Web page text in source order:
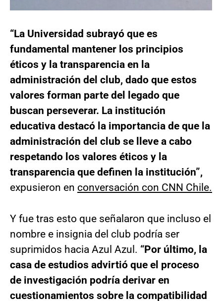
“La Universidad subrayó que es
fundamental mantener los principios
éticos y la transparencia en la
administración del club, dado que estos
valores forman parte del legado que
buscan perseverar. La institución
educativa destacó la importancia de que la
administración del club se lleve a cabo
respetando los valores éticos y la
transparencia que definen la institución”,
expusieron en conversación con CNN Chile.
Y fue tras esto que señalaron que incluso el
nombre e insignia del club podría ser
suprimidos hacia Azul Azul. “Por último, la
casa de estudios advirtió que el proceso
de investigación podría derivar en
cuestionamientos sobre la compatibilidad